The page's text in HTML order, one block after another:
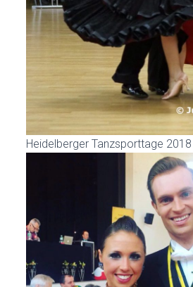
Heidelberger Tanzsporttage 2018